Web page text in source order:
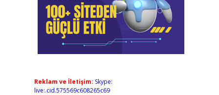
Reklam ve İletişim: Skype:
live:.cid.575569c608265c69